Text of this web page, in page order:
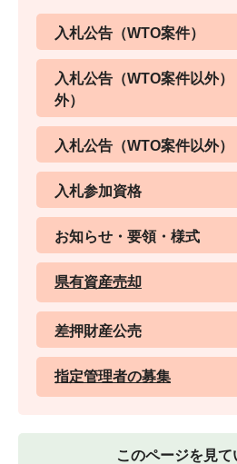
入札公告（WTO案件）
入札公告（WTO案件以外
外）
入札公告（WTO案件以外）
入札参加資格
お知らせ・要領・様式
県有資産売却
差押財産公売
指定管理者の募集
このページを見て